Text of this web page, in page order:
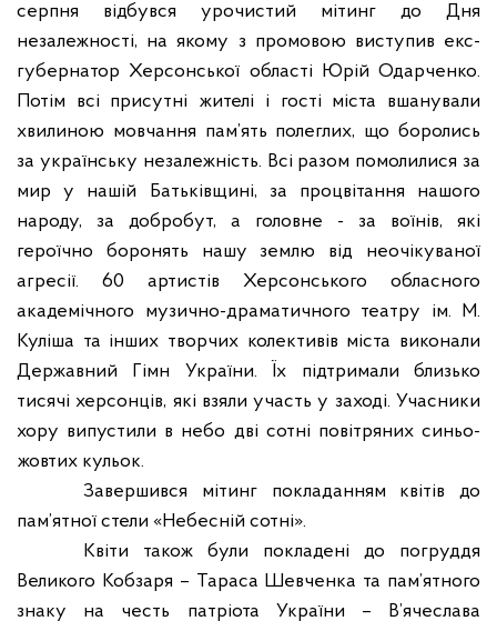
серпня відбувся урочистий мітинг до Дня
незалежності, на якому з промовою виступив екс-
губернатор Херсонської області Юрій Одарченко.
Потім всі присутні жителі і гості міста вшанували
хвилиною мовчання пам’ять полеглих, що боролись
за українську незалежність. Всі разом помолилися за
мир у нашій Батьківщині, за процвітання нашого
народу, за добробут, а головне - за воїнів, які
героїчно боронять нашу землю від неочікуваної
агресії. 60 артистів Херсонського обласного
академічного музично-драматичного театру ім. М.
Куліша та інших творчих колективів міста виконали
Державний Гімн України. Їх підтримали близько
тисячі херсонців, які взяли участь у заході. Учасники
хору випустили в небо дві сотні повітряних синьо-
жовтих кульок.
Завершився мітинг покладанням квітів до
пам’ятної стели «Небесній сотні».
Квіти також були покладені до погруддя
Великого Кобзаря – Тараса Шевченка та пам’ятного
знаку на честь патріота України – В’ячеслава